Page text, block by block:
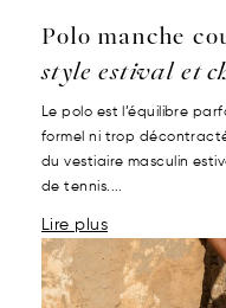
Polo manche
style estival et
Le polo est l’équilibre
formel ni trop
du vestiaire masculin
de tennis....
Lire plus